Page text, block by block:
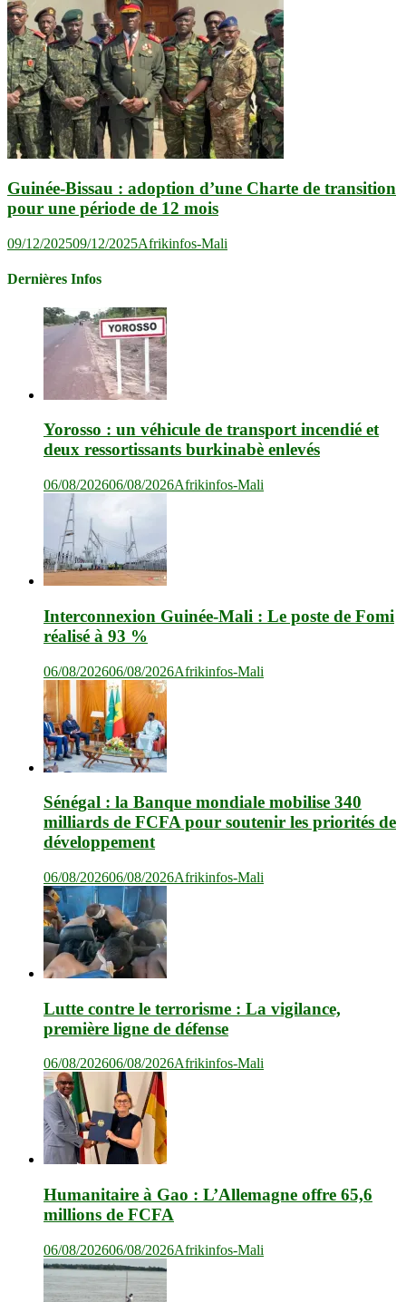
Guinée-Bissau : adoption d’une Charte de transition
pour une période de 12 mois
09/12/202509/12/2025Afrikinfos-Mali
Dernières Infos
Yorosso : un véhicule de transport incendié et
deux ressortissants burkinabè enlevés
06/08/202606/08/2026Afrikinfos-Mali
Interconnexion Guinée-Mali : Le poste de Fomi
réalisé à 93 %
06/08/202606/08/2026Afrikinfos-Mali
Sénégal : la Banque mondiale mobilise 340
milliards de FCFA pour soutenir les priorités de
développement
06/08/202606/08/2026Afrikinfos-Mali
Lutte contre le terrorisme : La vigilance,
première ligne de défense
06/08/202606/08/2026Afrikinfos-Mali
Humanitaire à Gao : L’Allemagne offre 65,6
millions de FCFA
06/08/202606/08/2026Afrikinfos-Mali